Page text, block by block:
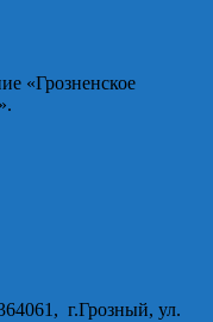
«Грозненское
г.Грозный, ул.